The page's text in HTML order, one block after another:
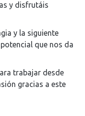
y disfrutáis
y la siguiente
que nos da
trabajar desde
gracias a este